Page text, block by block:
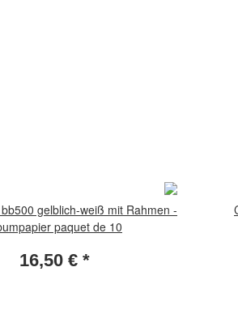
gelblich-weiß mit Rahmen -
paquet de 10
16,50 € *